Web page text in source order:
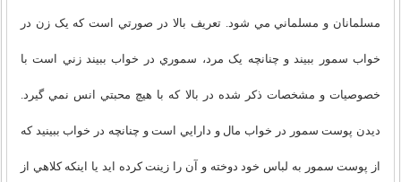
مسلمانان و مسلماني مي شود. تعريف بالا در صورتي است که يک زن در
خواب سمور ببيند و چنانچه يک مرد، سموري در خواب ببيند زني است با
خصوصيات و مشخصات ذکر شده در بالا که با هيچ محبتي انس نمي گيرد.
ديدن پوست سمور در خواب مال و دارايي است و چنانچه در خواب ببينيد که
از پوست سمور به لباس خود دوخته و آن را زينت کرده ايد يا اينکه کلاهي از